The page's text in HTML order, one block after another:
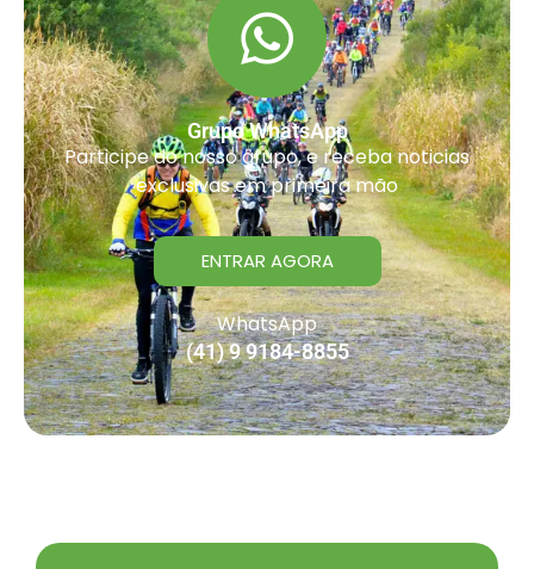
Grupo WhatsApp
Participe do nosso grupo, e receba noticias
exclusivas em primeira mão
ENTRAR AGORA
WhatsApp
(41) 9 9184-8855